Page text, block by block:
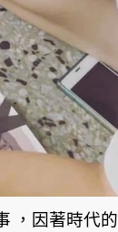
，因著時代的